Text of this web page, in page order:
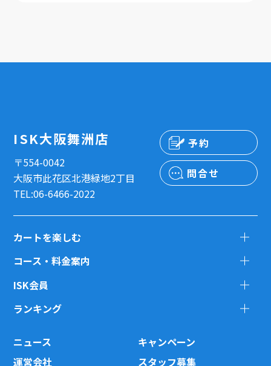
ISK大阪舞洲店
〒554-0042
大阪市此花区北港緑地2丁目
TEL:06-6466-2022
予約
問合せ
カートを楽しむ
コース・料金案内
ISK会員
ランキング
ニュース
キャンペーン
運営会社
スタッフ募集